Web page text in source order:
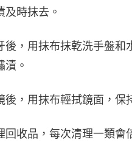
及時抹去。
後，用抹布抹乾洗手盤和
漬。
後，用抹布輕拭鏡面，保
回收品，每次清理一類會